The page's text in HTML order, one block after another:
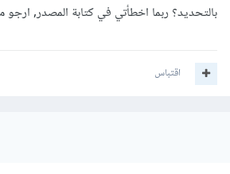
بالتحديد؟ ربما اخطأتي في كتابة المصدر, ارجو
اقتباس